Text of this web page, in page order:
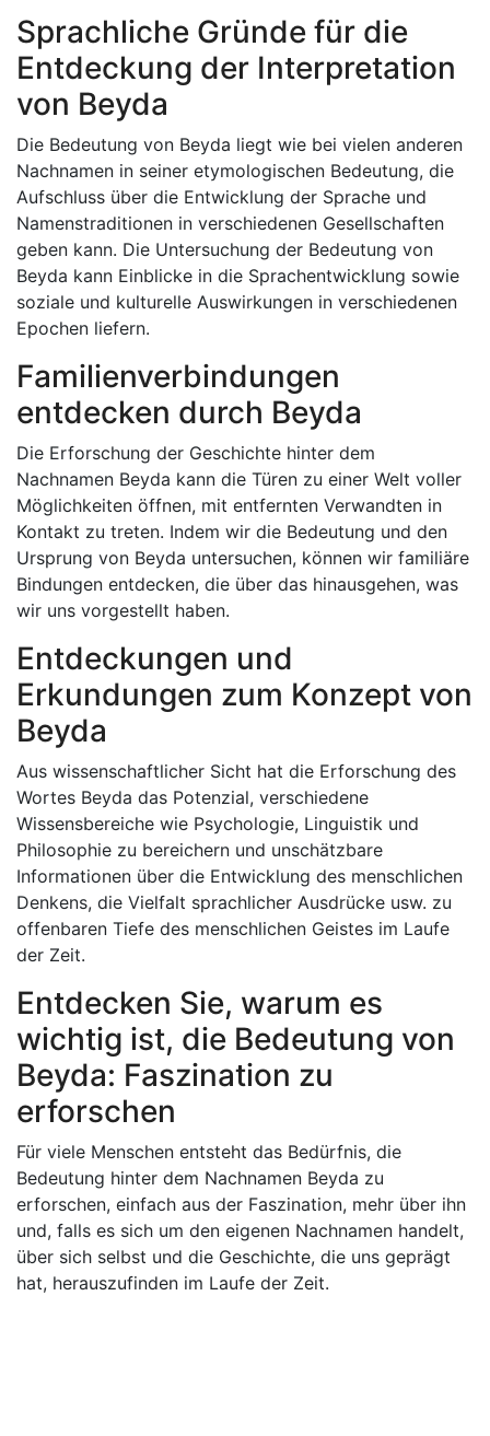
Sprachliche Gründe für die
Entdeckung der Interpretation
von Beyda
Die Bedeutung von Beyda liegt wie bei vielen anderen
Nachnamen in seiner etymologischen Bedeutung, die
Aufschluss über die Entwicklung der Sprache und
Namenstraditionen in verschiedenen Gesellschaften
geben kann. Die Untersuchung der Bedeutung von
Beyda kann Einblicke in die Sprachentwicklung sowie
soziale und kulturelle Auswirkungen in verschiedenen
Epochen liefern.
Familienverbindungen
entdecken durch Beyda
Die Erforschung der Geschichte hinter dem
Nachnamen Beyda kann die Türen zu einer Welt voller
Möglichkeiten öffnen, mit entfernten Verwandten in
Kontakt zu treten. Indem wir die Bedeutung und den
Ursprung von Beyda untersuchen, können wir familiäre
Bindungen entdecken, die über das hinausgehen, was
wir uns vorgestellt haben.
Entdeckungen und
Erkundungen zum Konzept von
Beyda
Aus wissenschaftlicher Sicht hat die Erforschung des
Wortes Beyda das Potenzial, verschiedene
Wissensbereiche wie Psychologie, Linguistik und
Philosophie zu bereichern und unschätzbare
Informationen über die Entwicklung des menschlichen
Denkens, die Vielfalt sprachlicher Ausdrücke usw. zu
offenbaren Tiefe des menschlichen Geistes im Laufe
der Zeit.
Entdecken Sie, warum es
wichtig ist, die Bedeutung von
Beyda: Faszination zu
erforschen
Für viele Menschen entsteht das Bedürfnis, die
Bedeutung hinter dem Nachnamen Beyda zu
erforschen, einfach aus der Faszination, mehr über ihn
und, falls es sich um den eigenen Nachnamen handelt,
über sich selbst und die Geschichte, die uns geprägt
hat, herauszufinden im Laufe der Zeit.